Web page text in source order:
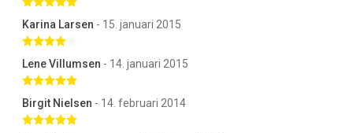
Karina Larsen - 15. januari 2015
Lene Villumsen - 14. januari 2015
Betygsatt 5 av 5 stjärnor
Birgit Nielsen - 14. februari 2014
Betygsatt 5 av 5 stjärnor